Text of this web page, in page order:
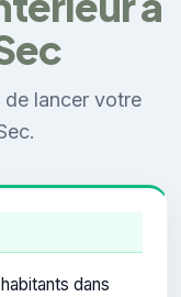
lancer votre
dans